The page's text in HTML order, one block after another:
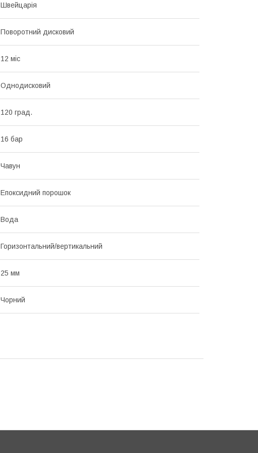
Швейцарія
Поворотний дисковий
12 міс
Однодисковий
120 град.
16 бар
Чавун
Епоксидний порошок
Вода
Горизонтальний/вертикальний
25 мм
Чорний